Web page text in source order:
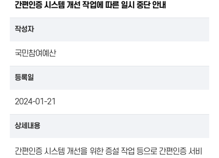
간편인증 시스템 개선 작업에 따른 일시 중단 안내
작성자
국민참여예산
등록일
2024-01-21
상세내용
간편인증 시스템 개선을 위한 증설 작업 등으로 간편인증 서비